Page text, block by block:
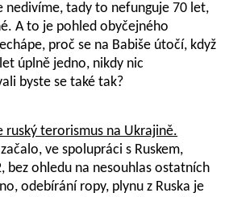
nedivíme, tady to nefunguje 70 let,
A to je pohled obyčejného
proč se na Babiše útočí, když
úplně jedno, nikdy nic
byste se také tak?
ruský terorismus na Ukrajině.
ve spolupráci s Ruskem,
bez ohledu na nesouhlas ostatních
odebírání ropy, plynu z Ruska je